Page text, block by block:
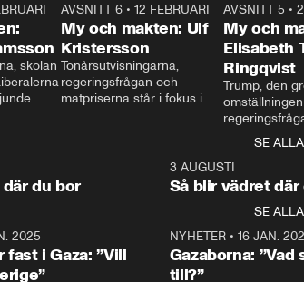
24:30
skolan
27:30
AVSNITT 6 •12 FEBRUARI
My och makten: Ulf
Kristersson
Tonårsutvisningarna,
regeringsfrågan och
matpriserna står i fokus i
Rohwedder ställer
statsminister Ulf Kristersson
AVSNITT 5 •
My och
Elisabeth
Ringqvist
Trump, den
centrum i
avsnittet av
Makten”. Se
Aftonbladets
Rohwedder
Thand Ring
SE ALLA
du bor
3 AUGUSTI
Så blir vädret där
SE ALLA
2025
fast i Gaza: ”Vill
NYHETER• 16 JAN.
Gazaborna:
till?”